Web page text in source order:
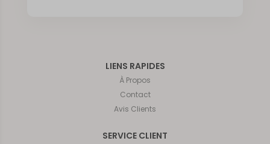
LIENS RAPIDES
À Propos
Contact
Avis Clients
SERVICE CLIENT